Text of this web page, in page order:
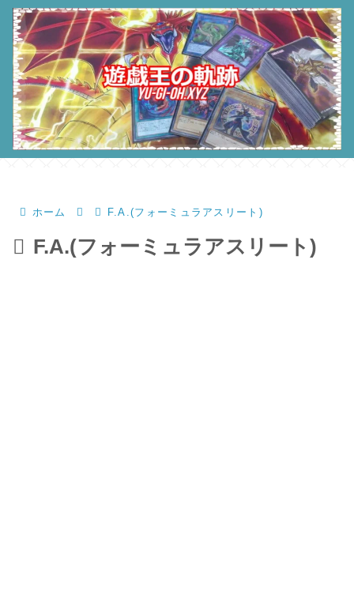
ホーム F.A.(フォーミュラアスリート)
F.A.(フォーミュラアスリート)